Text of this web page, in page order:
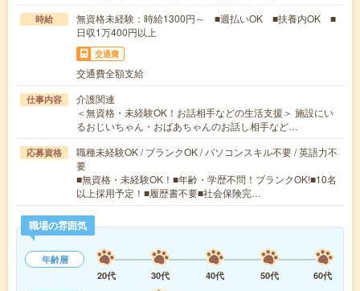
時給
無資格未経験：時給1300円～ ■週払いOK ■扶養内OK ■
日収1万400円以上
交通費
交通費全額支給
仕事内容
介護関連
＜無資格・未経験OK！お話相手などの生活支援＞ 施設にい
るおじいちゃん・おばあちゃんのお話し相手など…
応募資格
職種未経験OK / ブランクOK / パソコンスキル不要 / 英語力不
要
■無資格・未経験OK！■年齢・学歴不問！ブランクOK!■10名
以上採用予定！■履歴書不要■社会保険完…
職場の雰囲気
年齢層
20代
30代 40代 50代
60代